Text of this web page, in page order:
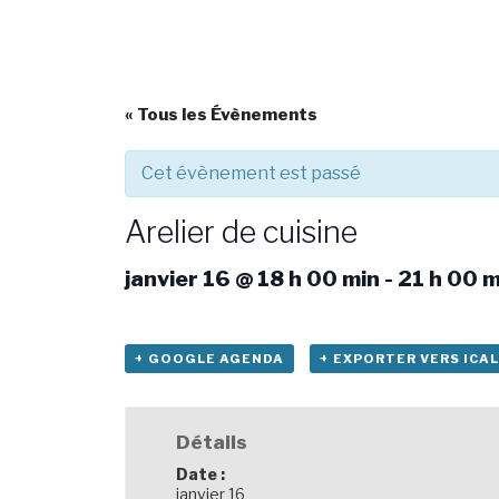
« Tous les Évènements
Cet évènement est passé
Arelier de cuisine
janvier 16 @ 18 h 00 min - 21 h 00
+ GOOGLE AGENDA + EXPORTER VERS ICAL
Détails
Date :
janvier 16